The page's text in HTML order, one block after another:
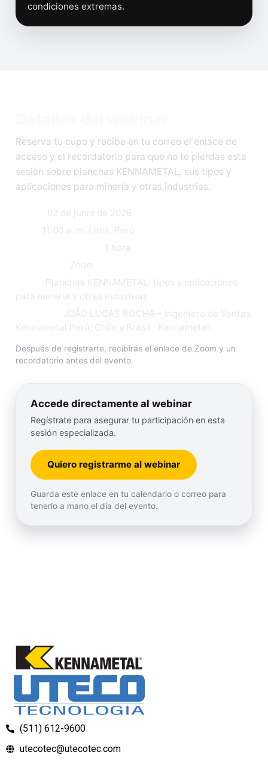
condiciones extremas.
Reserva tu cupo y recibe en tu correo el enlace de
acceso y el recordatorio para que no te pierdas esta
sesión sobre planchas KENNAMETAL, sus tipos y
aplicaciones para minería y otras industrias.
02 de junio de 2026
11:00 a. m. Lima, Perú
1 hora
Zoom
Planchas KENNAMETAL: tipos y aplicaciones
para minería y otras industrias
JOÃO LUCAS ROCHA – Ingeniero de Ventas
Kennametal Perú, Chile y Brasil · Kennametal
Después de registrarte, recibirás el enlace de Zoom y un
recordatorio antes del evento.
Accede directamente al webinar
Regístrate para asegurar tu participación en esta
sesión especializada.
Quiero registrarme al webinar
Guarda este enlace en tu calendario o correo para
tenerlo a mano el día del evento.
(511) 612-9600
utecotec@utecotec.com